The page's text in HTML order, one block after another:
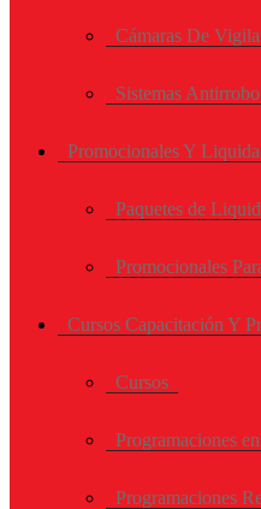
Cámaras De
Sistemas
Promocionales Y
Paquetes de
Promocionales
Cursos Capacitación Y
Cursos
Programaciones
Programaciones